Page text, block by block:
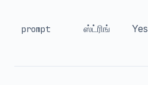
prompt ஸ்ட்ரிங் Yes